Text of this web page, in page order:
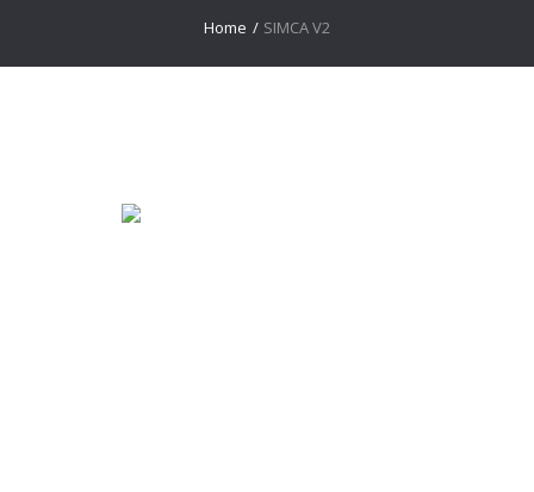
Home / SIMCA V2